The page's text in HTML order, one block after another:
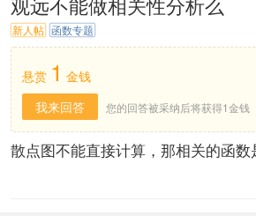
新人帖 函数专题
悬赏 1 金钱
我来回答
您的回答被采纳后将获得1金钱
散点图不能直接计算，那相关的函数